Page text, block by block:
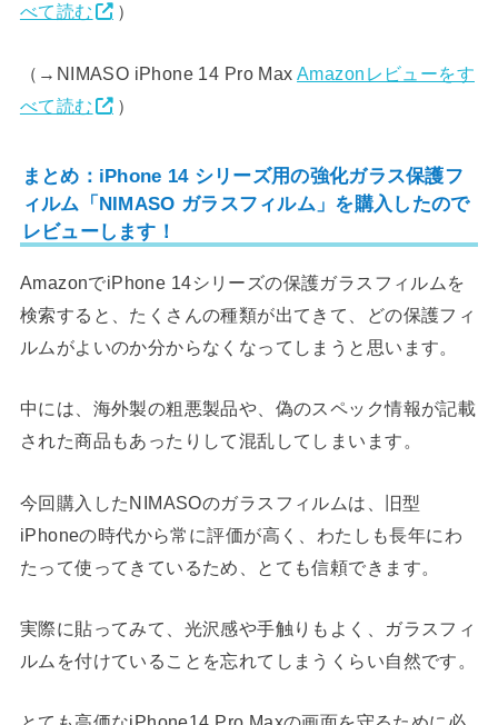
べて読む
）
（→NIMASO iPhone 14 Pro MaxAmazonレビューをす
べて読む
）
まとめ：iPhone 14 シリーズ用の強化ガラス保護フ
ィルム「NIMASO ガラスフィルム」を購入したので
レビューします！
AmazonでiPhone 14シリーズの保護ガラスフィルムを
検索すると、たくさんの種類が出てきて、どの保護フィ
ルムがよいのか分からなくなってしまうと思います。
中には、海外製の粗悪製品や、偽のスペック情報が記載
された商品もあったりして混乱してしまいます。
今回購入したNIMASOのガラスフィルムは、旧型
iPhoneの時代から常に評価が高く、わたしも長年にわ
たって使ってきているため、とても信頼できます。
実際に貼ってみて、光沢感や手触りもよく、ガラスフィ
ルムを付けていることを忘れてしまうくらい自然です。